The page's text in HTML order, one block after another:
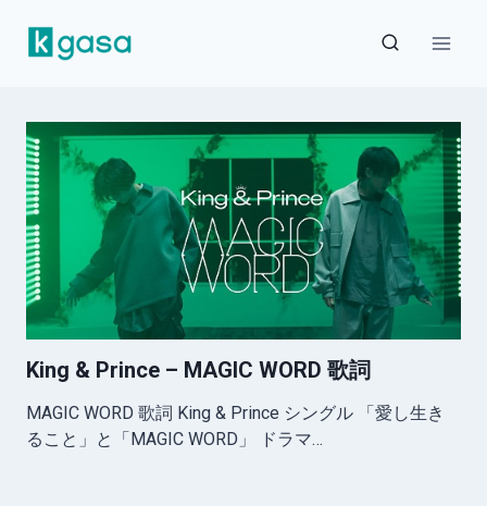
content
King & Prince – MAGIC WORD 歌詞
MAGIC WORD 歌詞 King & Prince シングル 「愛し生き
ること」と「MAGIC WORD」 ドラマ…